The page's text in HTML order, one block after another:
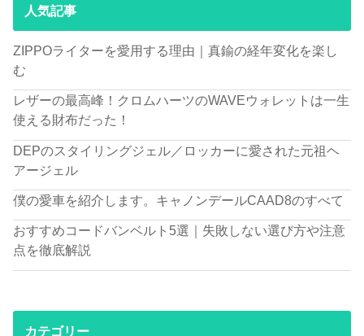
人気記事
ZIPPOライターを愛用する理由｜真鍮の経年変化を楽し
む
レザーの最高峰！クロムハーツのWAVEウォレットは一生
使える財布だった！
DEPのスタイリングジェル／ロッカーに愛された元祖ヘ
アージェル
僕の愛車を紹介します。キャノンデールCAAD8のすべて
おすすめコードバンベルト5選｜失敗しない選び方や注意
点を徹底解説
カテゴリー